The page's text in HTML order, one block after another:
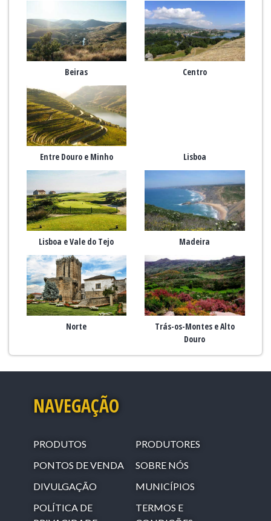
Beiras Centro
Entre Douro e Minho Lisboa
Lisboa e Vale do Tejo Madeira
Norte
Trás-os-Montes e Alto
Douro
NAVEGAÇÃO
PRODUTOS
PRODUTORES
PONTOS DE VENDA
SOBRE NÓS
DIVULGAÇÃO
MUNICÍPIOS
POLÍTICA DE
TERMOS E